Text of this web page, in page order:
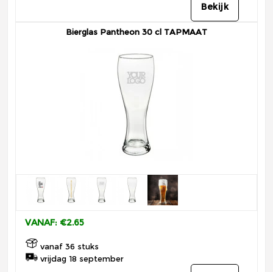
Bekijk
Bierglas Pantheon 30 cl TAPMAAT
VANAF: €2.65
vanaf 36 stuks
vrijdag 18 september